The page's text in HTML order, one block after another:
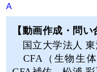
A
【動画作成・問い
国立大学法人 東
CFA（生物生体